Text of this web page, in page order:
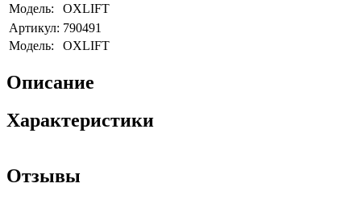
Модель:
OXLIFT
Артикул: 790491
Модель:
OXLIFT
Описание
Характеристики
Отзывы